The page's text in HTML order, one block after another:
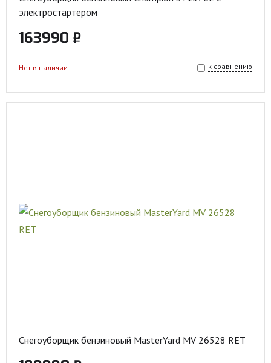
электростартером
163990 ₽
к сравнению
Нет в наличии
Снегоуборщик бензиновый MasterYard MV 26528 RET